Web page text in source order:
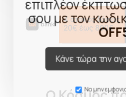
επιπλέον
σου με τον
Κάνε τώρα την
Να μην